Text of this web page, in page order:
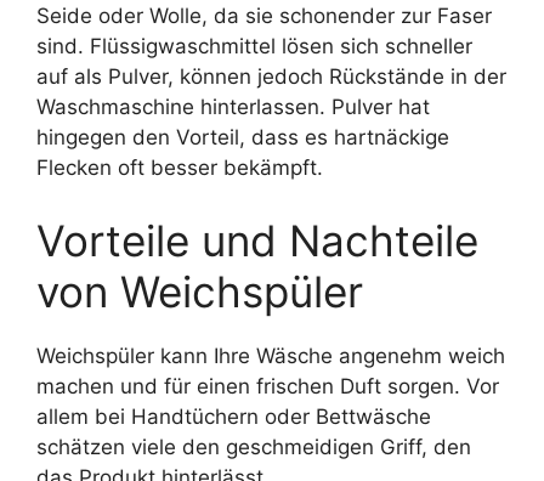
Seide oder Wolle, da sie schonender zur Faser
sind. Flüssigwaschmittel lösen sich schneller
auf als Pulver, können jedoch Rückstände in der
Waschmaschine hinterlassen. Pulver hat
hingegen den Vorteil, dass es hartnäckige
Flecken oft besser bekämpft.
Vorteile und Nachteile
von Weichspüler
Weichspüler kann Ihre Wäsche angenehm weich
machen und für einen frischen Duft sorgen. Vor
allem bei Handtüchern oder Bettwäsche
schätzen viele den geschmeidigen Griff, den